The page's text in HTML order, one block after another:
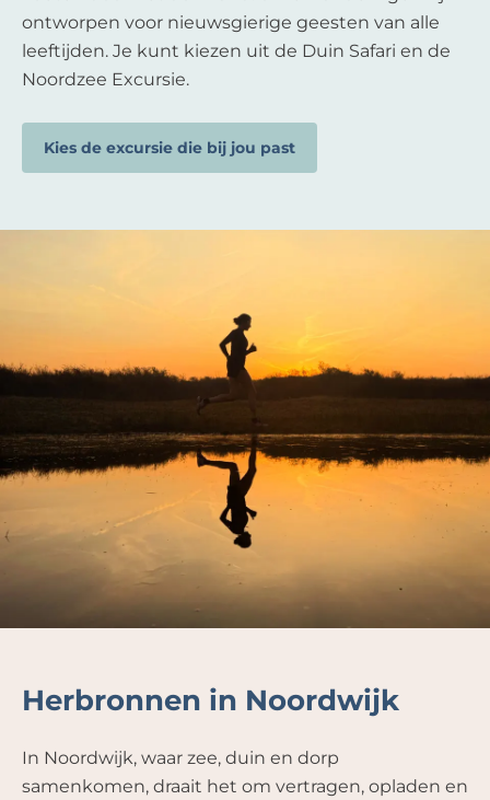
ontworpen voor nieuwsgierige geesten van alle
leeftijden. Je kunt kiezen uit de Duin Safari en de
Noordzee Excursie.
Kies de excursie die bij jou past
Herbronnen in Noordwijk
In Noordwijk, waar zee, duin en dorp
samenkomen, draait het om vertragen, opladen en